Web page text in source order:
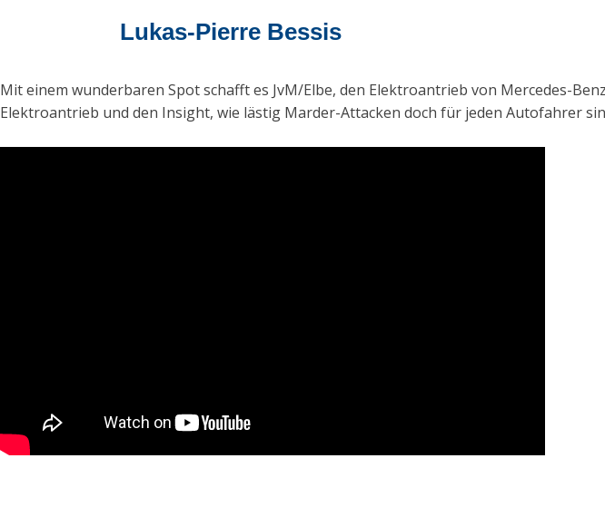
Lukas-Pierre Bessis
Mit einem wunderbaren Spot schafft es JvM/Elbe, den Elektroantrieb von Mercedes-
Elektroantrieb und den Insight, wie lästig Marder-Attacken doch für jeden Autofahrer